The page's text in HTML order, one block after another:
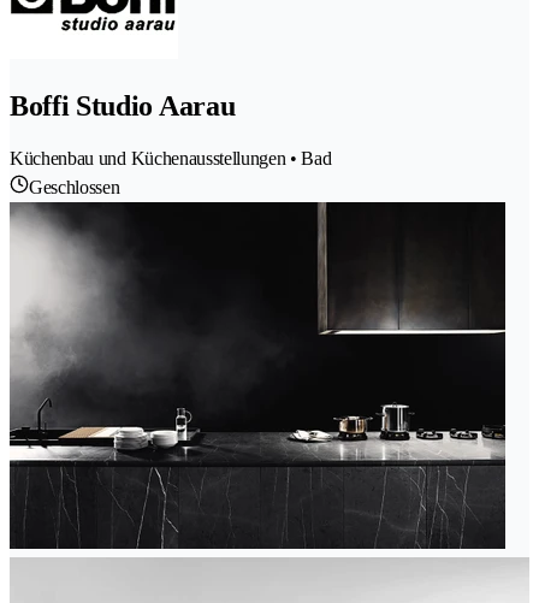
Boffi Studio Aarau
Küchenbau und Küchenausstellungen • Bad
Geschlossen